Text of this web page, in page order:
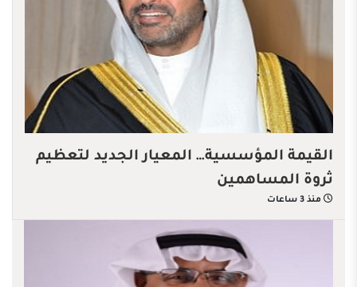
القيمة المؤسسية… المعيار الجديد لتعظيم
ثروة المساهمين
منذ 3 ساعات